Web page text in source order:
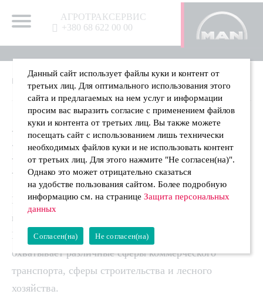
АГРОТРАКСЕРВИС
+380 68 622 00 00
идеально подходит не только для
пассажирских перевозок, экскурсий и
Головна Обзор MAN TGE
РАЗНООБРАЗИЕ
MAN TGE
MAN TGE идеально подходит не только для
пассажирских перевозок, экскурсий и трансфера.
Разнообразие областей применение также
охватывает различные сферы коммерческого
транспорта, сферы строительства и лесного
хозяйства.
Данный сайт использует файлы куки и контент от
третьих лиц. Для оптимального использования этого
сайта и предлагаемых на нем услуг и информации
просим вас выразить согласие с применением файлов
куки и контента от третьих лиц. Вы также можете
посещать сайт с использованием лишь технически
необходимых файлов куки и не использовать контент
от третьих лиц. Для этого нажмите "Не согласен(на)".
Однако это может отрицательно сказаться
на удобстве пользования сайтом. Более подробную
информацию см. на страницеЗащита персональных
данных
Согласен(на) Не согласен(на)